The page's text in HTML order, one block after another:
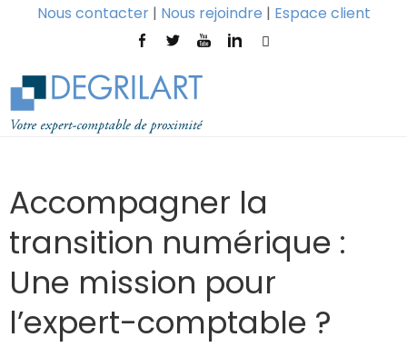
Nous contacter| Nous rejoindre | Espace client
Accompagner la
transition numérique :
Une mission pour
l’expert-comptable ?